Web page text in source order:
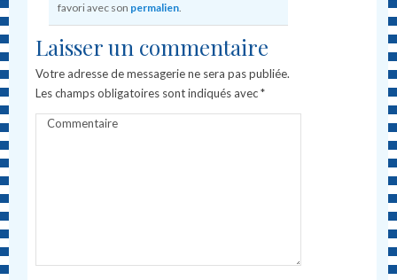
favori avec son permalien.
Laisser un commentaire
Votre adresse de messagerie ne sera pas publiée.
Les champs obligatoires sont indiqués avec*
Commentaire